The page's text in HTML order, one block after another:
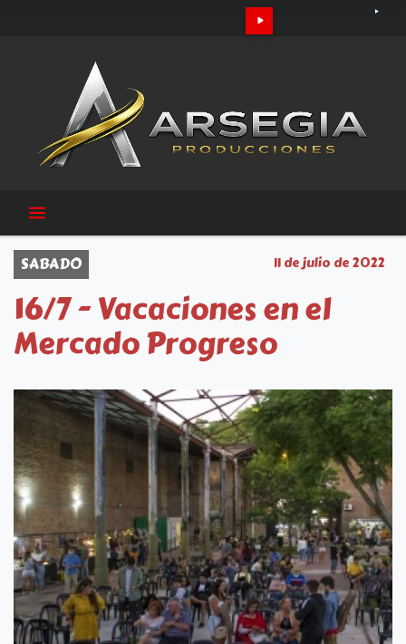
SABADO 11 de julio de 2022
16/7 - Vacaciones en el
Mercado Progreso